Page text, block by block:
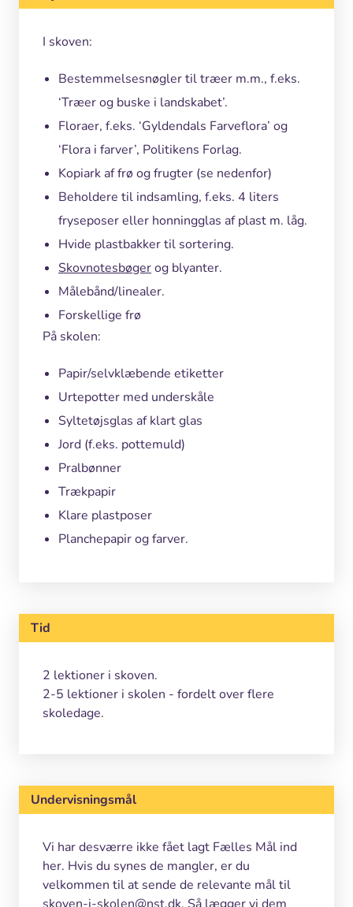
I skoven:
Bestemmelsesnøgler til træer m.m., f.eks.
‘Træer og buske i landskabet’.
Floraer, f.eks. ‘Gyldendals Farveflora’ og
‘Flora i farver’, Politikens Forlag.
Kopiark af frø og frugter (se nedenfor)
Beholdere til indsamling, f.eks. 4 liters
fryseposer eller honningglas af plast m. låg.
Hvide plastbakker til sortering.
Skovnotesbøgerog blyanter.
Målebånd/linealer.
Forskellige frø
På skolen:
Papir/selvklæbende etiketter
Urtepotter med underskåle
Syltetøjsglas af klart glas
Jord (f.eks. pottemuld)
Pralbønner
Trækpapir
Klare plastposer
Planchepapir og farver.
Tid
2 lektioner i skoven.
2-5 lektioner i skolen - fordelt over flere
skoledage.
Undervisningsmål
Vi har desværre ikke fået lagt Fælles Mål ind
her. Hvis du synes de mangler, er du
velkommen til at sende de relevante mål til